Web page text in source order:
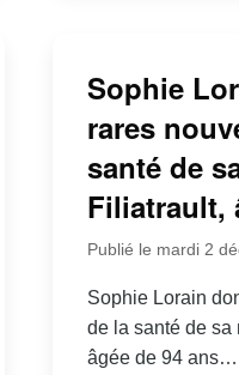
Sophie
rares
santé de
Filiatrault,
Publié le mardi 2
Sophie Lorain
de la santé de sa
âgée de 94